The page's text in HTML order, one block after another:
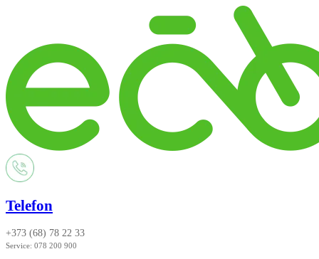
Telefon
+373 (68) 78 22 33
Service: 078 200 900